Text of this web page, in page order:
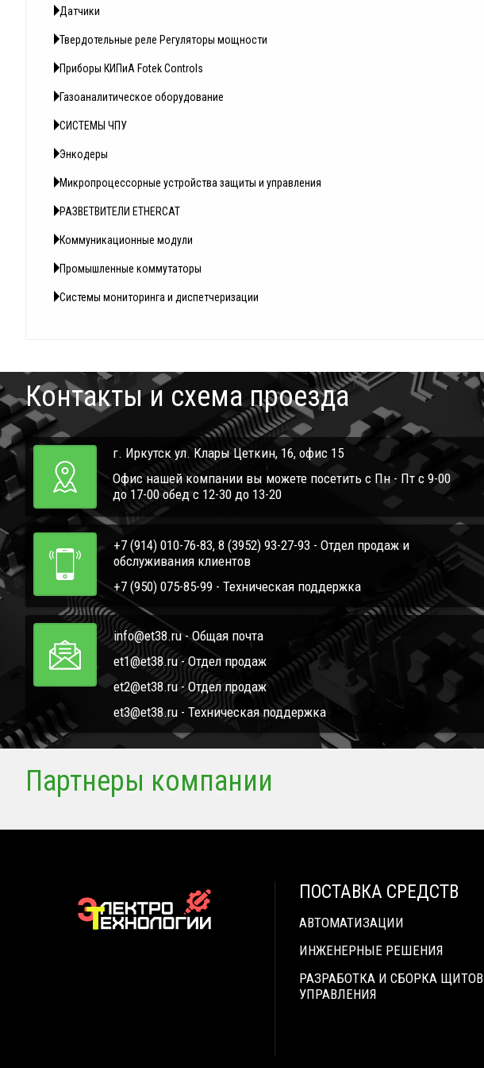
Датчики
Твердотельные реле Регуляторы мощности
Приборы КИПиА Fotek Controls
Газоаналитическое оборудование
СИСТЕМЫ ЧПУ
Энкодеры
Микропроцессорные устройства защиты и управления
РАЗВЕТВИТЕЛИ ETHERCAT
Коммуникационные модули
Промышленные коммутаторы
Системы мониторинга и диспетчеризации
Контакты и схема проезда
г. Иркутск ул. Клары Цеткин, 16, офис 15
Офис нашей компании вы можете посетить с Пн - Пт с 9-00
до 17-00 обед с 12-30 до 13-20
+7 (914) 010-76-83, 8 (3952) 93-27-93 - Отдел продаж и
обслуживания клиентов
+7 (950) 075-85-99 - Техническая поддержка
info@et38.ru - Общая почта
et1@et38.ru - Отдел продаж
et2@et38.ru - Отдел продаж
et3@et38.ru - Техническая поддержка
Партнеры компании
ПОСТАВКА СРЕДСТВ
АВТОМАТИЗАЦИИ
ИНЖЕНЕРНЫЕ РЕШЕНИЯ
РАЗРАБОТКА И СБОРКА ЩИТОВ
УПРАВЛЕНИЯ